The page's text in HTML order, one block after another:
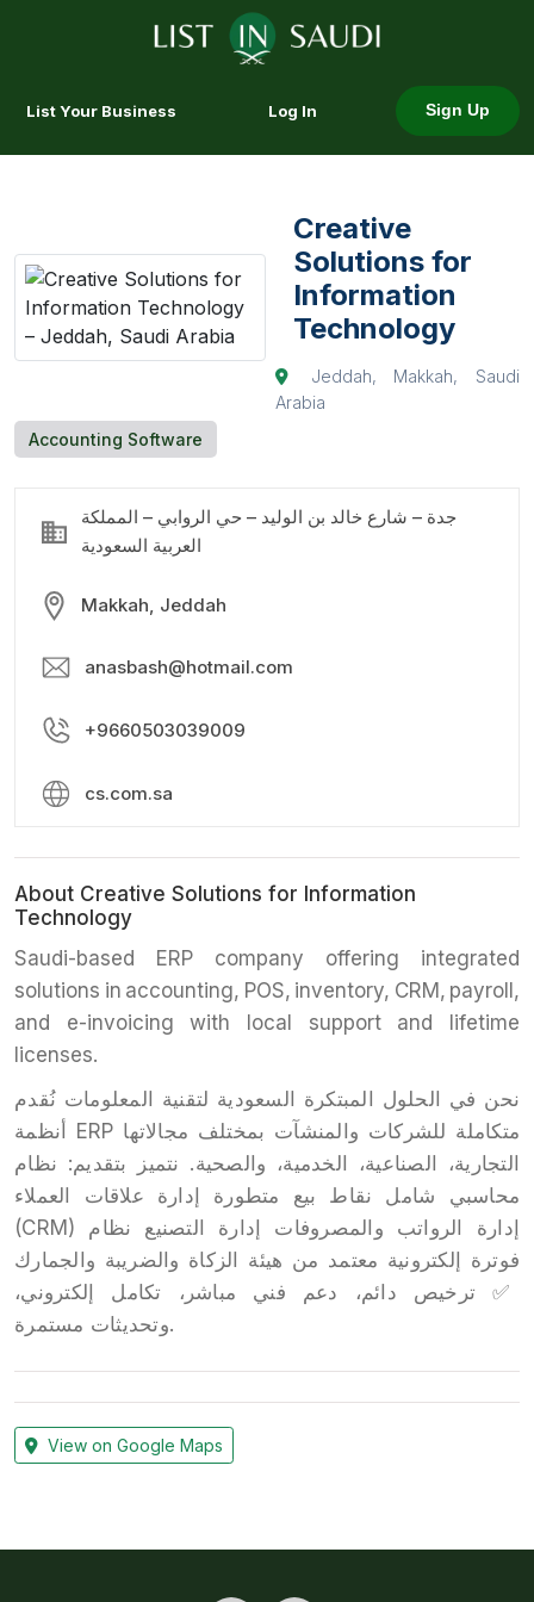
List Your Business Log In Sign Up
Creative
Solutions for
Information
Technology
Jeddah, Makkah, Saudi
Arabia
Accounting Software
جدة – شارع خالد بن الوليد – حي الروابي – المملكة
العربية السعودية
Makkah, Jeddah
anasbash@hotmail.com
+9660503039009
cs.com.sa
About Creative Solutions for Information
Technology
Saudi-based ERP company offering integrated
solutions in accounting, POS, inventory, CRM, payroll,
and e-invoicing with local support and lifetime
licenses.
نحن في الحلول المبتكرة السعودية لتقنية المعلومات نُقدم
أنظمة ERP متكاملة للشركات والمنشآت بمختلف مجالاتها
التجارية، الصناعية، الخدمية، والصحية. نتميز بتقديم: نظام
محاسبي شامل نقاط بيع متطورة إدارة علاقات العملاء
(CRM) إدارة الرواتب والمصروفات إدارة التصنيع نظام
فوترة إلكترونية معتمد من هيئة الزكاة والضريبة والجمارك
✅ ترخيص دائم، دعم فني مباشر، تكامل إلكتروني،
وتحديثات مستمرة.
View on Google Maps